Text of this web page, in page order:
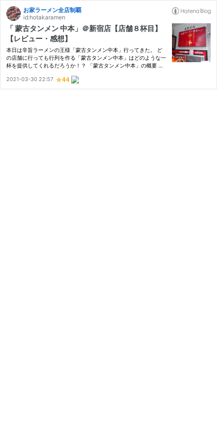
お家ラーメン全店制覇
id:hotakaramen
「 蒙古タンメン 中本」＠新宿店【店舗８杯目】
【レビュー・感想】
本日は辛旨ラーメンの王様「蒙古タンメン中本」行ってきた。 ど
の店舗に行っても行列を作る「蒙古タンメン中本」はどのような一
杯を提供してくれるだろうか！？ 「蒙古タンメン中本」の概要 場
総評 「蒙古タンメン中本」の概要 今回ご紹介するタンメンは…
2021-03-30 22:57